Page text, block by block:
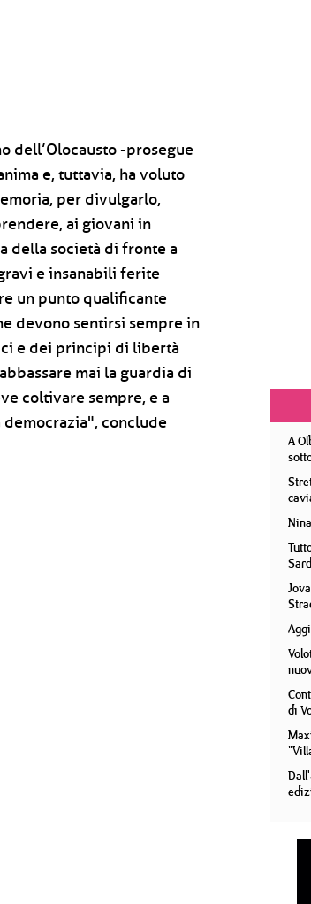
dell’Olocausto -prosegue
e, tuttavia, ha voluto
per divulgarlo,
ai giovani in
della società di fronte a
e insanabili ferite
un punto qualificante
devono sentirsi sempre in
e dei principi di libertà
mai la guardia di
coltivare sempre, e a
conclude
A
di